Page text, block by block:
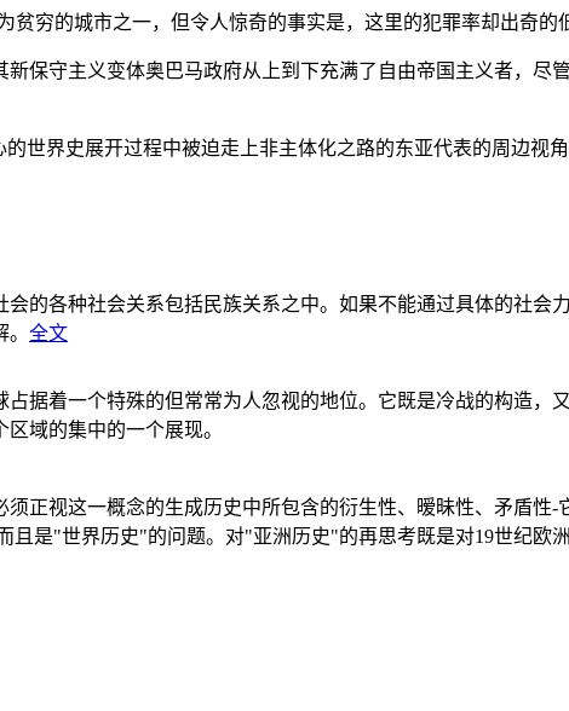
贫穷的城市之一，但令人惊奇的事实是，这里的犯罪率却出奇的
新保守主义变体奥巴马政府从上到下充满了自由帝国主义者，
的世界史展开过程中被迫走上非主体化之路的东亚代表的周边
的各种社会关系包括民族关系之中。如果不能通过具体的社会
全文
据着一个特殊的但常常为人忽视的地位。它既是冷战的构造，
域的集中的一个展现。
正视这一概念的生成历史中所包含的衍生性、暧昧性、矛盾性
且是"世界历史"的问题。对"亚洲历史"的再思考既是对19世纪